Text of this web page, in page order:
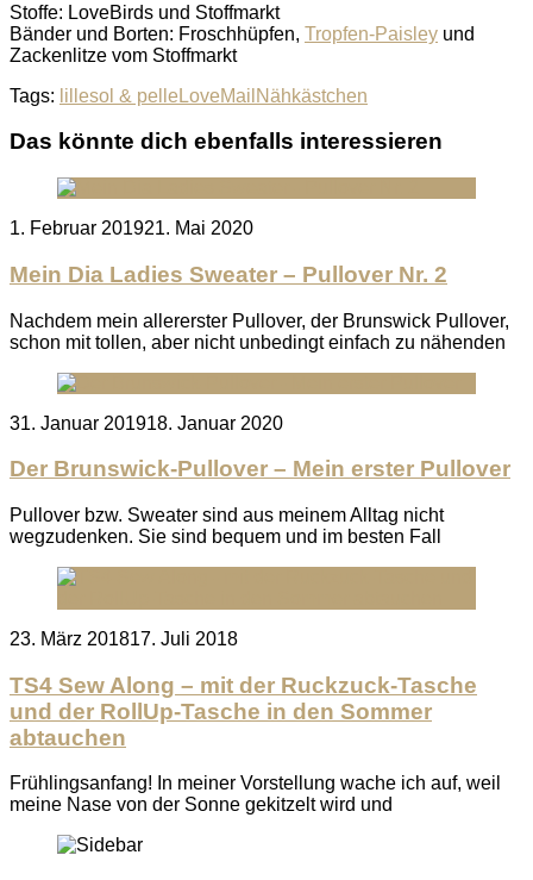
Stoffe: LoveBirds und Stoffmarkt
Bänder und Borten: Froschhüpfen, Tropfen-Paisley und
Zackenlitze vom Stoffmarkt
Tags: lillesol & pelle LoveMail Nähkästchen
Das könnte dich ebenfalls interessieren
Posted
1. Februar 201921. Mai 2020
Mein Dia Ladies Sweater – Pullover Nr. 2
Nachdem mein allererster Pullover, der Brunswick Pullover,
schon mit tollen, aber nicht unbedingt einfach zu nähenden
Posted
31. Januar 201918. Januar 2020
Der Brunswick-Pullover – Mein erster Pullover
Pullover bzw. Sweater sind aus meinem Alltag nicht
wegzudenken. Sie sind bequem und im besten Fall
Posted
23. März 201817. Juli 2018
TS4 Sew Along – mit der Ruckzuck-Tasche
und der RollUp-Tasche in den Sommer
abtauchen
Frühlingsanfang! In meiner Vorstellung wache ich auf, weil
meine Nase von der Sonne gekitzelt wird und